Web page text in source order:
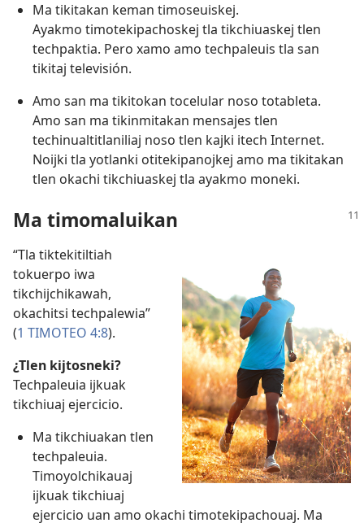
Ma tikitakan keman timoseuiskej.
Ayakmo timotekipachoskej tla tikchiuaskej tlen
techpaktia. Pero xamo amo techpaleuis tla san
tikitaj televisión.
Amo san ma tikitokan tocelular noso totableta.
Amo san ma tikinmitakan mensajes tlen
techinualtitlaniliaj noso tlen kajki itech Internet.
Noijki tla yotlanki otitekipanojkej amo ma tikitakan
tlen okachi tikchiuaskej tla ayakmo moneki.
Ma timomaluikan
“Tla tiktekitiltiah
tokuerpo iwa
tikchijchikawah,
okachitsi techpalewia”
(1 TIMOTEO 4:8).
¿Tlen kijtosneki?
Techpaleuia ijkuak
tikchiuaj ejercicio.
Ma tikchiuakan tlen
techpaleuia.
Timoyolchikauaj
ijkuak tikchiuaj
ejercicio uan amo okachi timotekipachouaj. Ma